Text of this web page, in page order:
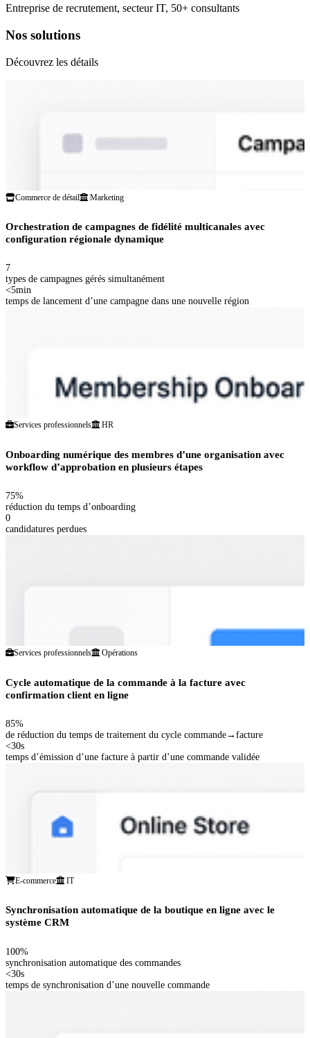
Entreprise de recrutement, secteur IT, 50+ consultants
Nos solutions
Découvrez les détails
Commerce de détail Marketing
Orchestration de campagnes de fidélité multicanales avec
configuration régionale dynamique
7
types de campagnes gérés simultanément
<5min
temps de lancement d’une campagne dans une nouvelle région
Services professionnels HR
Onboarding numérique des membres d’une organisation avec
workflow d’approbation en plusieurs étapes
75%
réduction du temps d’onboarding
0
candidatures perdues
Services professionnels Opérations
Cycle automatique de la commande à la facture avec
confirmation client en ligne
85%
de réduction du temps de traitement du cycle commande→facture
<30s
temps d’émission d’une facture à partir d’une commande validée
E-commerce IT
Synchronisation automatique de la boutique en ligne avec le
système CRM
100%
synchronisation automatique des commandes
<30s
temps de synchronisation d’une nouvelle commande